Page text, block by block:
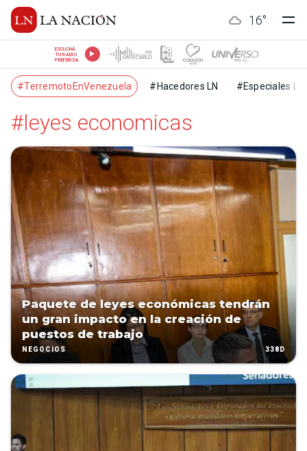
16°
ESCUCHÁ
TU RADIO
PREFERIDA
#TerremotoEnVenezuela #Hacedores LN #Especiales LN
#leyes economicas
Paquete de leyes económicas tendrán
un gran impacto en la creación de
puestos de trabajo
NEGOCIOS 338D